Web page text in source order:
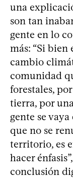
una
son tan
gente en lo
más: “Si
cambio
comunidad
forestales,
tierra, por
gente se
que no se
territorio, es
hacer
conclusión